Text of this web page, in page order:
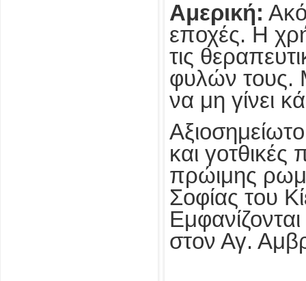
Αμερική:
εποχές. Η
τις
φυλών τους.
να μη γίνει
και
πρώιμης
Σοφίας του
στον Αγ.